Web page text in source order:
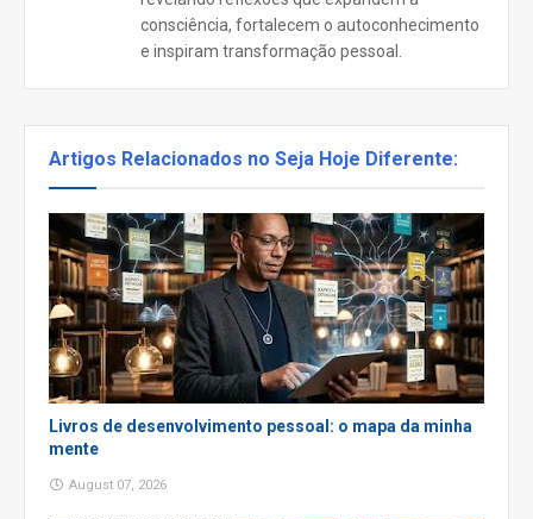
consciência, fortalecem o autoconhecimento
e inspiram transformação pessoal.
Artigos Relacionados no Seja Hoje Diferente:
Livros de desenvolvimento pessoal: o mapa da minha
mente
August 07, 2026